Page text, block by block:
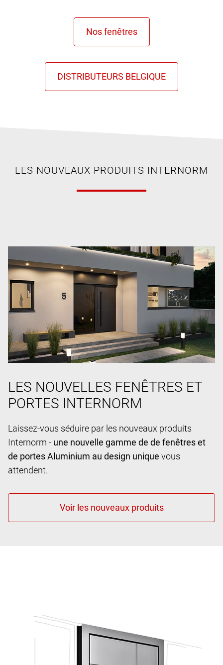
LES NOUVEAUX PRODUITS INTERNORM
LES NOUVELLES FENÊTRES ET
PORTES INTERNORM
Laissez-vous séduire par les nouveaux produits
Internorm - une nouvelle gamme de de fenêtres et
de portes Aluminium au design unique vous
attendent.